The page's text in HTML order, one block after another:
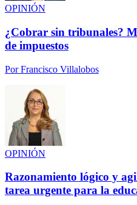
OPINIÓN
¿Cobrar sin tribunales?
de impuestos
PorFrancisco Villalobos
OPINIÓN
Razonamiento lógico y
tarea urgente para la